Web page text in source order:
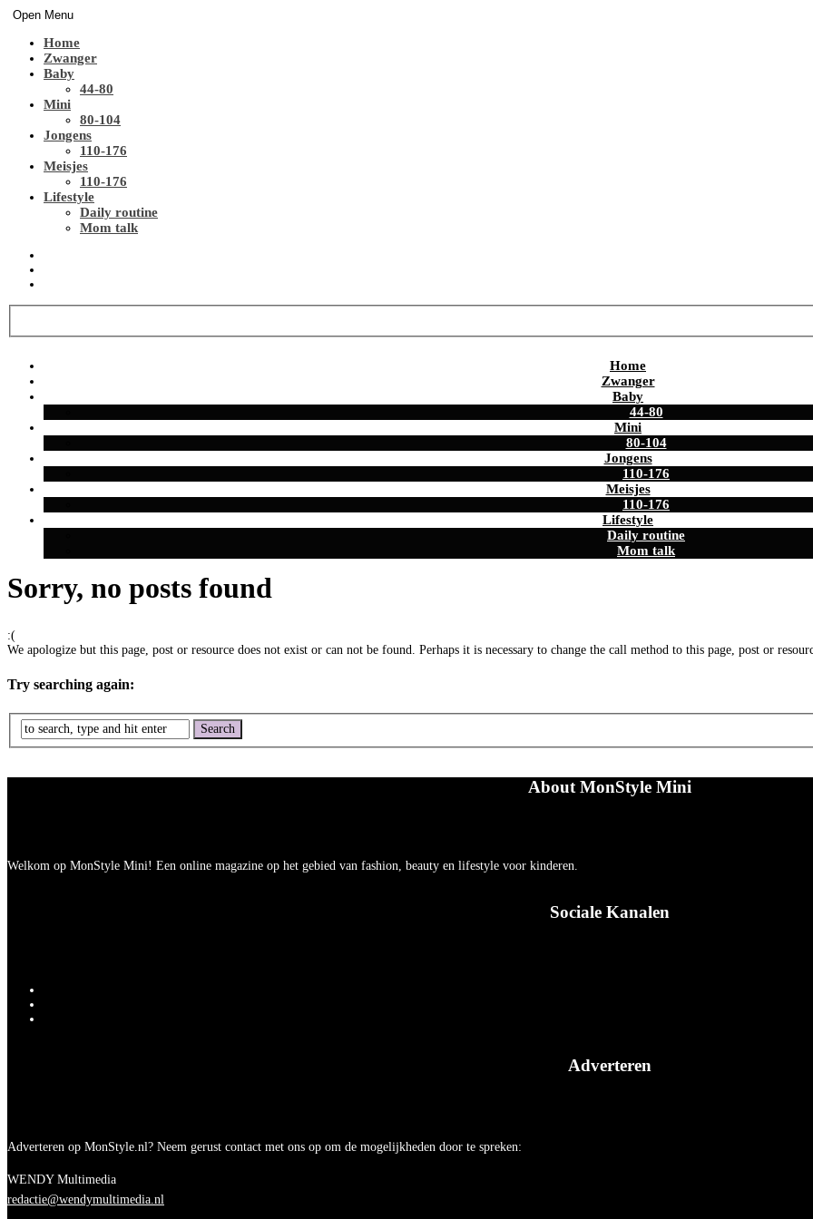
Open Menu
Home
Zwanger
Baby
44-80
Mini
80-104
Jongens
110-176
Meisjes
110-176
Lifestyle
Daily routine
Mom talk
Home
Zwanger
Baby
44-80
Mini
80-104
Jongens
110-176
Meisjes
110-176
Lifestyle
Daily routine
Mom talk
Sorry, no posts found
:(
We apologize but this page, post or resource does not exist or can not be found. Perhaps it is necessary to change the call method to this page, post or
Try searching again:
About MonStyle Mini
Welkom op MonStyle Mini! Een online magazine op het gebied van fashion, beauty en lifestyle voor kinderen.
Sociale Kanalen
Adverteren
Adverteren op MonStyle.nl? Neem gerust contact met ons op om de mogelijkheden door te spreken:
WENDY Multimedia
redactie@wendymultimedia.nl